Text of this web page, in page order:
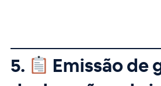
5.
Emissão de